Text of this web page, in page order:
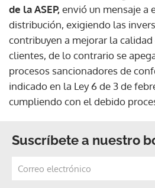
de la ASEP,envió un mensaje a
distribución, exigiendo las
contribuyen a mejorar la calidad
clientes, de lo contrario se
procesos sancionadores de
indicado en la Ley 6 de 3 de
cumpliendo con el debido
Suscríbete a nuestro